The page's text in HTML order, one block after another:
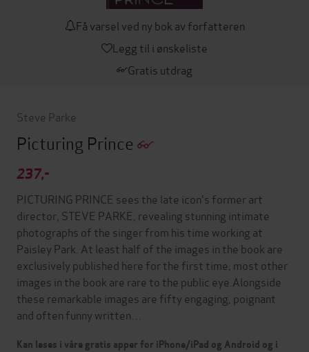
Få varsel ved ny bok av forfatteren
Legg til i ønskeliste
Gratis utdrag
Steve Parke
Picturing Prince
237,-
PICTURING PRINCE sees the late icon's former art
director, STEVE PARKE, revealing stunning intimate
photographs of the singer from his time working at
Paisley Park. At least half of the images in the book are
exclusively published here for the first time; most other
images in the book are rare to the public eye.Alongside
these remarkable images are fifty engaging, poignant
and often funny written…
Kan leses i våre gratis apper for iPhone/iPad og Android og i